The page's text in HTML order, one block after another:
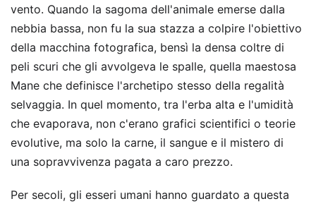
vento. Quando la sagoma dell'animale emerse dalla
nebbia bassa, non fu la sua stazza a colpire l'obiettivo
della macchina fotografica, bensì la densa coltre di
peli scuri che gli avvolgeva le spalle, quella maestosa
Mane che definisce l'archetipo stesso della regalità
selvaggia. In quel momento, tra l'erba alta e l'umidità
che evaporava, non c'erano grafici scientifici o teorie
evolutive, ma solo la carne, il sangue e il mistero di
una sopravvivenza pagata a caro prezzo.
Per secoli, gli esseri umani hanno guardato a questa